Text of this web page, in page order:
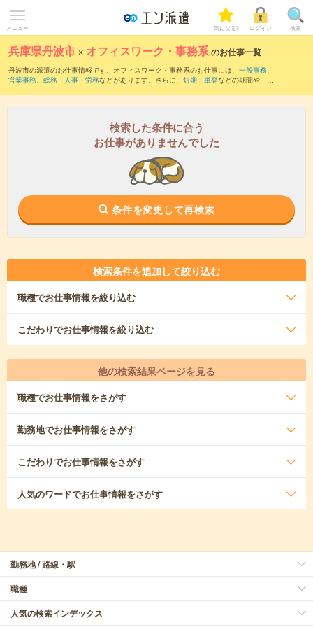
メニュー 気になる! ログイン 検索
兵庫県丹波市 × オフィスワーク・事務系のお仕事一覧
丹波市の派遣のお仕事情報です。オフィスワーク・事務系のお仕事には、 一般事務、
営業事務、 総務・人事・労務などがあります。さらに、 短期 ・ 単発などの期間や、 職
検索した条件に合う
お仕事がありませんでした
条件を変更して再検索
検索条件を追加して絞り込む
職種でお仕事情報を絞り込む
こだわりでお仕事情報を絞り込む
他の検索結果ページを見る
職種でお仕事情報をさがす
勤務地でお仕事情報をさがす
こだわりでお仕事情報をさがす
人気のワードでお仕事情報をさがす
勤務地 / 路線・駅
職種
人気の検索インデックス